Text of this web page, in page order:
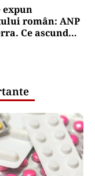
expun
român: ANP
Ce ascund